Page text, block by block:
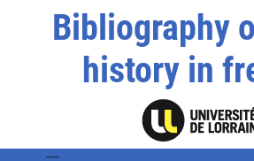
Bibliography
history in